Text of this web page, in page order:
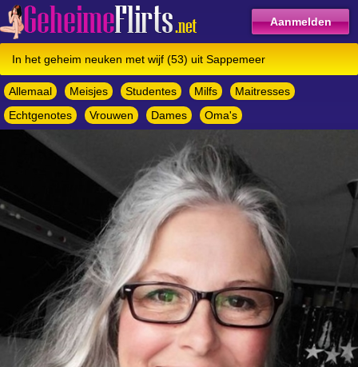
Aanmelden
In het geheim neuken met wijf (53) uit Sappemeer
Allemaal Meisjes Studentes Milfs
Maitresses
Echtgenotes
Vrouwen Dames Oma's